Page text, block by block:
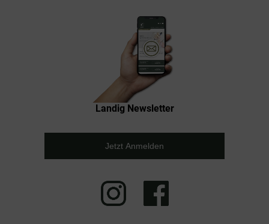
Landig Newsletter
Jetzt Anmelden